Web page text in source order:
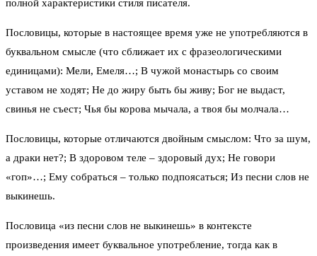
полной характеристики стиля писателя.
Пословицы, которые в настоящее время уже не употребляются в
буквальном смысле (что сближает их с фразеологическими
единицами): Мели, Емеля…; В чужой монастырь со своим
уставом не ходят; Не до жиру быть бы живу; Бог не выдаст,
свинья не съест; Чья бы корова мычала, а твоя бы молчала…
Пословицы, которые отличаются двойным смыслом: Что за шум,
а драки нет?; В здоровом теле – здоровый дух; Не говори
«гоп»…; Ему собраться – только подпоясаться; Из песни слов не
выкинешь.
Пословица «из песни слов не выкинешь» в контексте
произведения имеет буквальное употребление, тогда как в